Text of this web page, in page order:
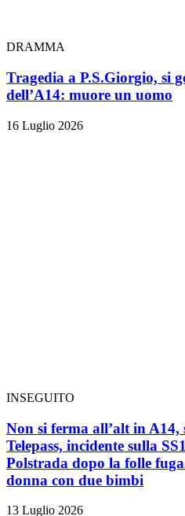
DRAMMA
Tragedia a P.S.Giorgio, si
dell’A14: muore un uomo
16 Luglio 2026
INSEGUITO
Non si ferma all’alt in
Telepass, incidente sulla
Polstrada dopo la folle
donna con due bimbi
13 Luglio 2026